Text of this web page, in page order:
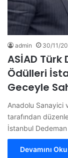
admin 30/11/
ASİAD Türk
Ödülleri
Geceyle
Anadolu Sanayici
tarafından
İstanbul
Devamını